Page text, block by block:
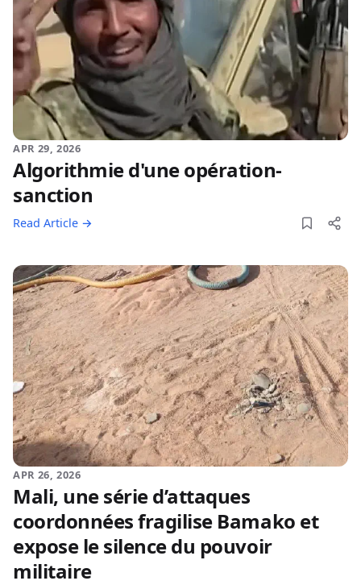
APR 29, 2026
Algorithmie d'une opération-
sanction
Read Article →
APR 26, 2026
Mali, une série d’attaques
coordonnées fragilise Bamako et
expose le silence du pouvoir
militaire